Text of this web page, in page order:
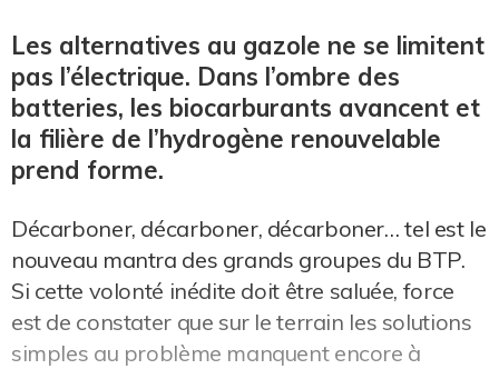
Les alternatives au gazole ne se limitent
pas l’électrique. Dans l’ombre des
batteries, les biocarburants avancent et
la filière de l’hydrogène renouvelable
prend forme.
Décarboner, décarboner, décarboner… tel est le
nouveau mantra des grands groupes du BTP.
Si cette volonté inédite doit être saluée, force
est de constater que sur le terrain les solutions
simples au problème manquent encore à